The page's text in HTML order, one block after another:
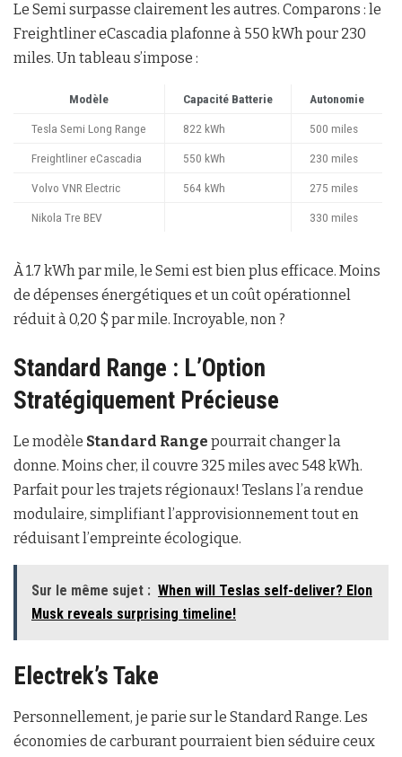
Le Semi surpasse clairement les autres. Comparons : le
Freightliner eCascadia plafonne à 550 kWh pour 230
miles. Un tableau s’impose :
Modèle Capacité Batterie Autonomie
Tesla Semi Long Range 822 kWh 500 miles
Freightliner eCascadia 550 kWh 230 miles
Volvo VNR Electric 564 kWh 275 miles
Nikola Tre BEV 330 miles
À 1.7 kWh par mile, le Semi est bien plus efficace. Moins
de dépenses énergétiques et un coût opérationnel
réduit à 0,20 $ par mile. Incroyable, non ?
Standard Range : L’Option
Stratégiquement Précieuse
Le modèle Standard Range pourrait changer la
donne. Moins cher, il couvre 325 miles avec 548 kWh.
Parfait pour les trajets régionaux! Teslans l’a rendue
modulaire, simplifiant l’approvisionnement tout en
réduisant l’empreinte écologique.
Sur le même sujet : When will Teslas self-deliver? Elon
Musk reveals surprising timeline!
Electrek’s Take
Personnellement, je parie sur le Standard Range. Les
économies de carburant pourraient bien séduire ceux